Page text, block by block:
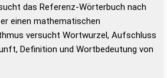
das Referenz-Wörterbuch nach
einen mathematischen
versucht Wortwurzel, Aufschluss
Definition und Wortbedeutung von